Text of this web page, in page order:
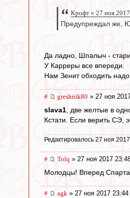
Крофт » 27 ноя
Предупреждал же,
Да ладно, Шпалыч -
У Карреры все впереди.
Нам Зенит обходить
# greshnik80 » 27 ноя
slava1 , две желтые в
Кстати. Если верить СЭ,
Редактировалось 27 ноя
# Tolq » 27 ноя 2017
Молодцы! Вперед
# agk » 27 ноя 2017 23:44